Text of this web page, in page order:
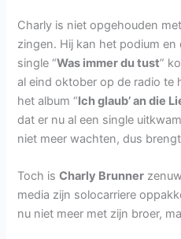
Charly is niet opgehouden
zingen. Hij kan het podium
single “Was immer du tust”
al eind oktober op de radio te
het album “Ich glaub’ an die
dat er nu al een single
niet meer wachten, dus
Toch isCharly Brunner
media zijn solocarriere
nu niet meer met zijn broer,